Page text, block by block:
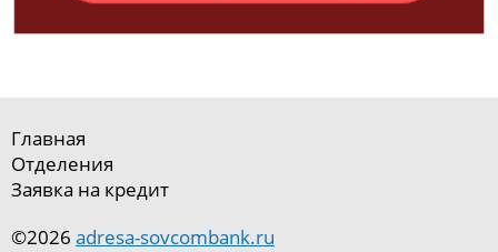
Главная
Отделения
Заявка на кредит
©2026 adresa-sovcombank.ru